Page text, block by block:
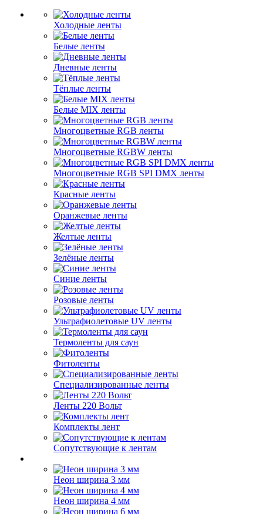
Холодные ленты
Белые ленты
Дневные ленты
Тёплые ленты
Белые MIX ленты
Многоцветные RGB ленты
Многоцветные RGBW ленты
Многоцветные RGB SPI DMX ленты
Красные ленты
Оранжевые ленты
Желтые ленты
Зелёные ленты
Синие ленты
Розовые ленты
Ультрафиолетовые UV ленты
Термоленты для саун
Фитоленты
Специализированные ленты
Ленты 220 Вольт
Комплекты лент
Сопутствующие к лентам
Неон ширина 3 мм
Неон ширина 4 мм